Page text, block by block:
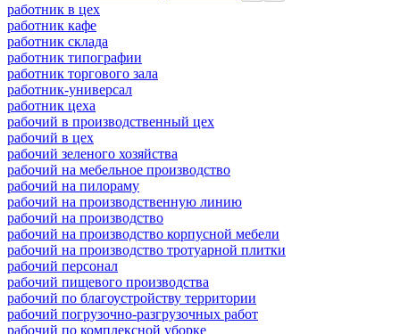
работник в цех
работник кафе
работник склада
работник типографии
работник торгового зала
работник-универсал
работник цеха
рабочий в производственный цех
рабочий в цех
рабочий зеленого хозяйства
рабочий на мебельное производство
рабочий на пилораму
рабочий на производственную линию
рабочий на производство
рабочий на производство корпусной мебели
рабочий на производство тротуарной плитки
рабочий персонал
рабочий пищевого производства
рабочий по благоустройству территории
рабочий погрузочно-разгрузочных работ
рабочий по комплексной уборке